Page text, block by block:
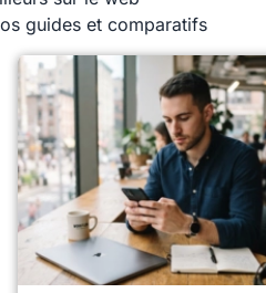
guides et comparatifs